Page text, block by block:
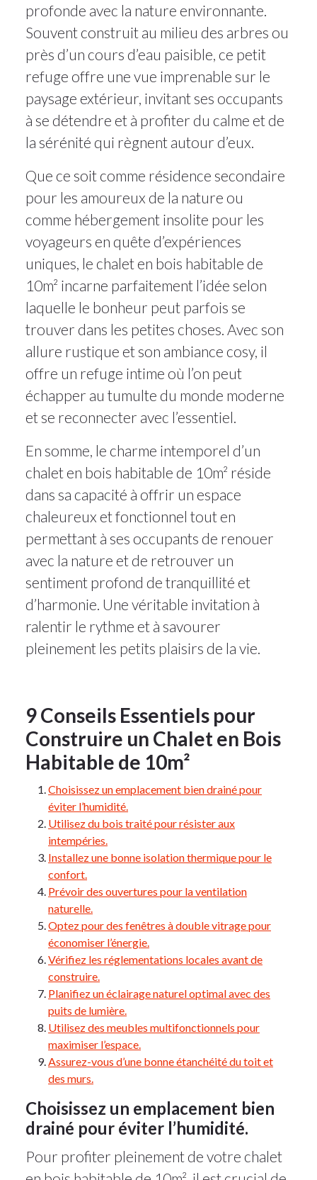
profonde avec la nature environnante.
Souvent construit au milieu des arbres ou
près d’un cours d’eau paisible, ce petit
refuge offre une vue imprenable sur le
paysage extérieur, invitant ses occupants
à se détendre et à profiter du calme et de
la sérénité qui règnent autour d’eux.
Que ce soit comme résidence secondaire
pour les amoureux de la nature ou
comme hébergement insolite pour les
voyageurs en quête d’expériences
uniques, le chalet en bois habitable de
10m² incarne parfaitement l’idée selon
laquelle le bonheur peut parfois se
trouver dans les petites choses. Avec son
allure rustique et son ambiance cosy, il
offre un refuge intime où l’on peut
échapper au tumulte du monde moderne
et se reconnecter avec l’essentiel.
En somme, le charme intemporel d’un
chalet en bois habitable de 10m² réside
dans sa capacité à offrir un espace
chaleureux et fonctionnel tout en
permettant à ses occupants de renouer
avec la nature et de retrouver un
sentiment profond de tranquillité et
d’harmonie. Une véritable invitation à
ralentir le rythme et à savourer
pleinement les petits plaisirs de la vie.
9 Conseils Essentiels pour
Construire un Chalet en Bois
Habitable de 10m²
Choisissez un emplacement bien drainé pour
éviter l’humidité.
Utilisez du bois traité pour résister aux
intempéries.
Installez une bonne isolation thermique pour le
confort.
Prévoir des ouvertures pour la ventilation
naturelle.
Optez pour des fenêtres à double vitrage pour
économiser l’énergie.
Vérifiez les réglementations locales avant de
construire.
Planifiez un éclairage naturel optimal avec des
puits de lumière.
Utilisez des meubles multifonctionnels pour
maximiser l’espace.
Assurez-vous d’une bonne étanchéité du toit et
des murs.
Choisissez un emplacement bien
drainé pour éviter l’humidité.
Pour profiter pleinement de votre chalet